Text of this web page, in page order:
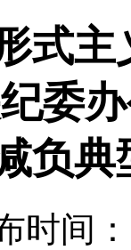
式
委
负典
时间